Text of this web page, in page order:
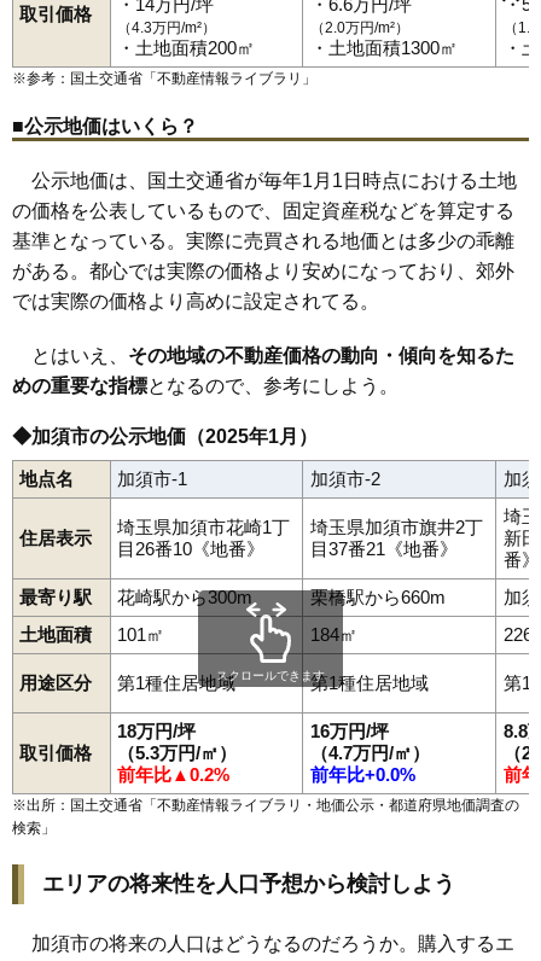
75 志多見 498万円
戸室 2.3万円 545万円 -1.9%
77 下樋遣川 2.3万円
78 阿良川
80 串作 2.1万円 395万円 -9.5%
2.1万円 -14.5%
82 細間 2.0万円 215万円 -19.8%
83 佐波 1.9万円
85 割目 1.9万円 982万円 -5.1%
87 新川通 1.4万円
88 道目 231万円 -18.5%
-30.7%
90 飯積 1.1万円 273万円 -28.9%
91 大越 1.0万円 203万円 -29.7%
取引価格
（4.3万円/m²）
・土地面積200㎡
（2.0万円/m²）
・土地面積1300㎡
（
・
※参考：国土交通省「不動産情報ライブラリ 」
■公示地価はいくら？
公示地価は、国土交通省が毎年1月1日時点における土地
の価格を公表しているもので、固定資産税などを算定する
基準となっている。実際に売買される地価とは多少の乖離
がある。都心では実際の価格より安めになっており、郊外
では実際の価格より高めに設定されてる。
とはいえ、 その地域の不動産価格の動向・傾向を知るた
めの重要な指標となるので、参考にしよう。
◆加須市の公示地価（2025年1月）
地点名 加須市-1 加須市-2 加
住居表示
埼玉県加須市花崎1丁
目26番10《地番》
埼玉県加須市旗井2丁
目37番21《地番》
埼
新
番》
最寄り駅
花崎駅から300m 栗橋駅から660m
加
土地面積
101㎡ 184㎡ 226
用途区分 第1種住居地域 第1種住居地域 第1
取引価格
18万円/坪
（5.3万円/㎡）
前年比▲0.2%
16万円/坪
（4.7万円/㎡）
前年比+0.0%
8.8
（
前
スクロールできます
※出所：国土交通省「不動産情報ライブラリ・地価公示・都道府県地価調査の
検索 」
エリアの将来性を人口予想から検討しよう
加須市の将来の人口はどうなるのだろうか。購入するエ
馬内元町 礼羽割目阿佐間 飯積 伊賀袋芋茎
小野袋柏戸上崎上高柳 上種足騎西北大桑北下新井
外記新田鴻茎琴寄駒場 下崎杓子木正能新川通
砂原外川外田ケ谷道地道目戸崎戸室
三俣
花崎駅 加須駅新古河駅